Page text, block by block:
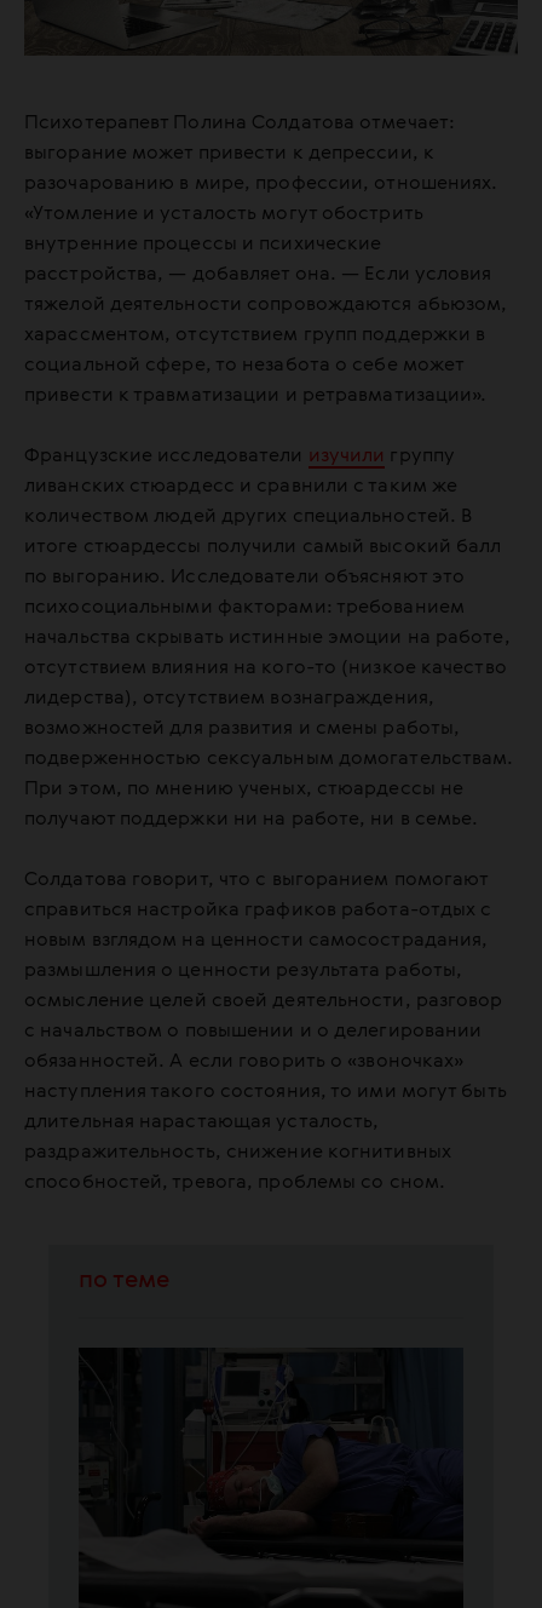
Психотерапевт Полина Солдатова отмечает:
выгорание может привести к депрессии, к
разочарованию в мире, профессии, отношениях.
«Утомление и усталость могут обострить
внутренние процессы и психические
расстройства, — добавляет она. — Если условия
тяжелой деятельности сопровождаются абьюзом,
харассментом, отсутствием групп поддержки в
социальной сфере, то незабота о себе может
привести к травматизации и ретравматизации».
Французские исследователи изучили группу
ливанских стюардесс и сравнили с таким же
количеством людей других специальностей. В
итоге стюардессы получили самый высокий балл
по выгоранию. Исследователи объясняют это
психосоциальными факторами: требованием
начальства скрывать истинные эмоции на работе,
отсутствием влияния на кого-то (низкое качество
лидерства), отсутствием вознаграждения,
возможностей для развития и смены работы,
подверженностью сексуальным домогательствам.
При этом, по мнению ученых, стюардессы не
получают поддержки ни на работе, ни в семье.
Солдатова говорит, что с выгоранием помогают
справиться настройка графиков работа-отдых с
новым взглядом на ценности самосострадания,
размышления о ценности результата работы,
осмысление целей своей деятельности, разговор
с начальством о повышении и о делегировании
обязанностей. А если говорить о «звоночках»
наступления такого состояния, то ими могут быть
длительная нарастающая усталость,
раздражительность, снижение когнитивных
способностей, тревога, проблемы со сном.
по теме